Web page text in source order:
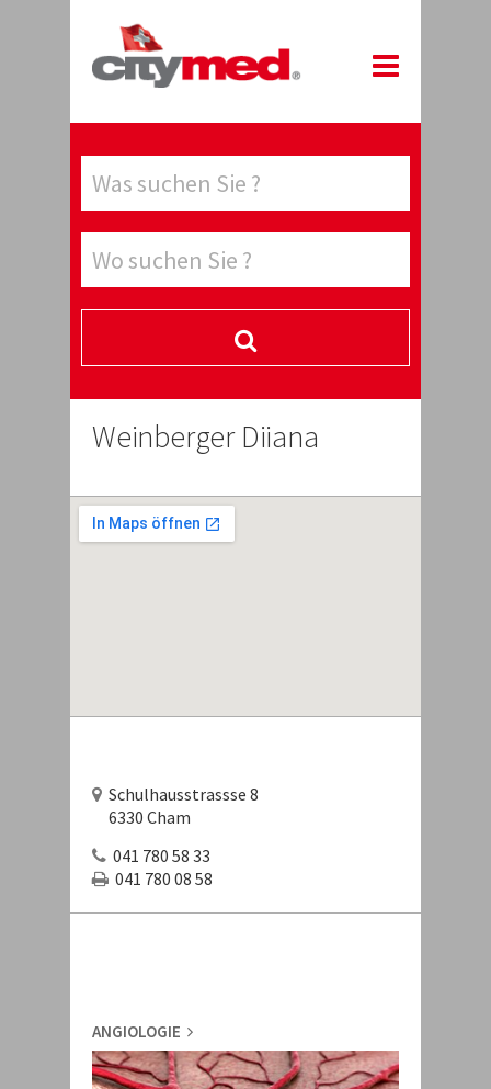
Weinberger Diiana
Schulhausstrassse 8
6330 Cham
041 780 58 33
041 780 08 58
ANGIOLOGIE